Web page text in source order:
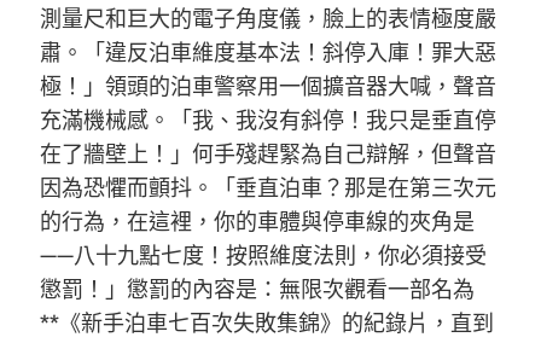
測量尺和巨大的電子角度儀，臉上的表情極度嚴
肅。「違反泊車維度基本法！斜停入庫！罪大惡
極！」領頭的泊車警察用一個擴音器大喊，聲音
充滿機械感。「我、我沒有斜停！我只是垂直停
在了牆壁上！」何手殘趕緊為自己辯解，但聲音
因為恐懼而顫抖。「垂直泊車？那是在第三次元
的行為，在這裡，你的車體與停車線的夾角是
——八十九點七度！按照維度法則，你必須接受
懲罰！」懲罰的內容是：無限次觀看一部名為
**《新手泊車七百次失敗集錦》的紀錄片，直到